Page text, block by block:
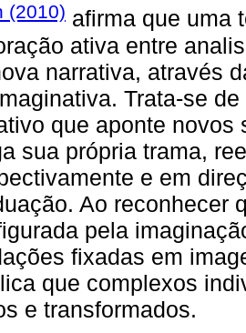
(2010) afirma que uma
ativa entre
narrativa, através
Trata-se de
que aponte
sua própria trama,
e em
Ao reconhecer
pela
fixadas em
que complexos
e transformados.